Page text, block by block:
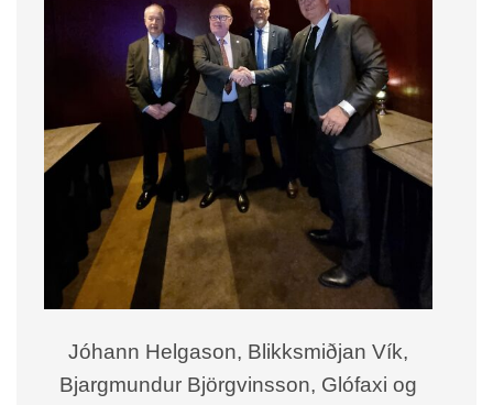
Jóhann Helgason, Blikksmiðjan Vík,
Bjargmundur Björgvinsson, Glófaxi og